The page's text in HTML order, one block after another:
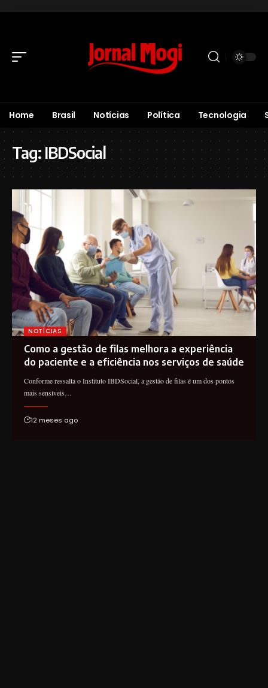
Home Brasil Notícias Política Tecnologia
Tag: IBDSocial
NOTÍCIAS
Como a gestão de filas melhora a experiência
do paciente e a eficiência nos serviços de saúde
Conforme ressalta o Instituto IBDSocial, a gestão de filas é um dos pontos
mais sensíveis…
12 meses ago